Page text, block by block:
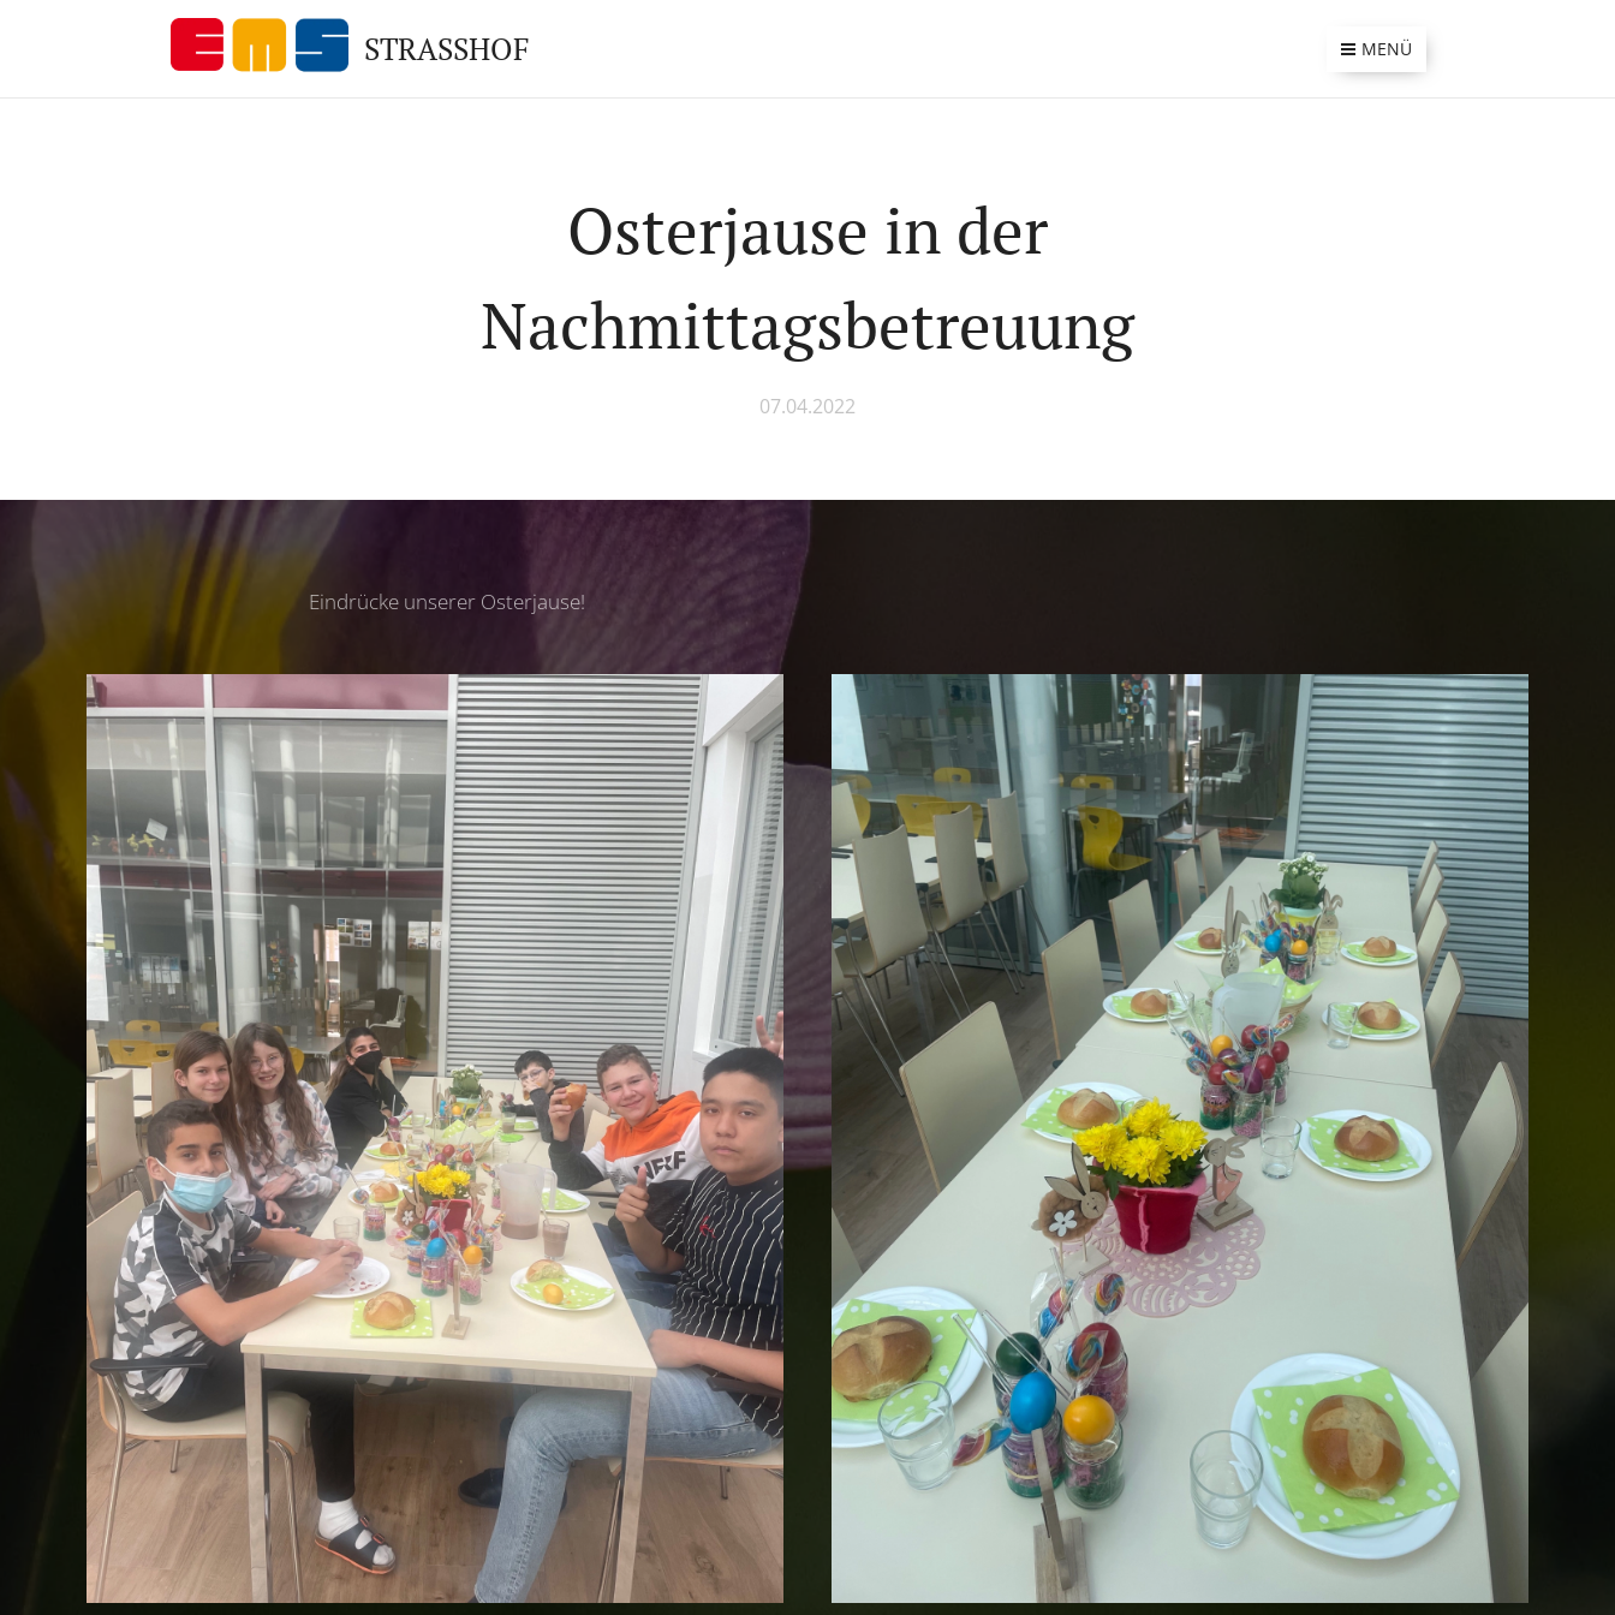
STRASSHOF MENÜ
Osterjause in der
Nachmittagsbetreuung
07.04.2022
Eindrücke unserer Osterjause!